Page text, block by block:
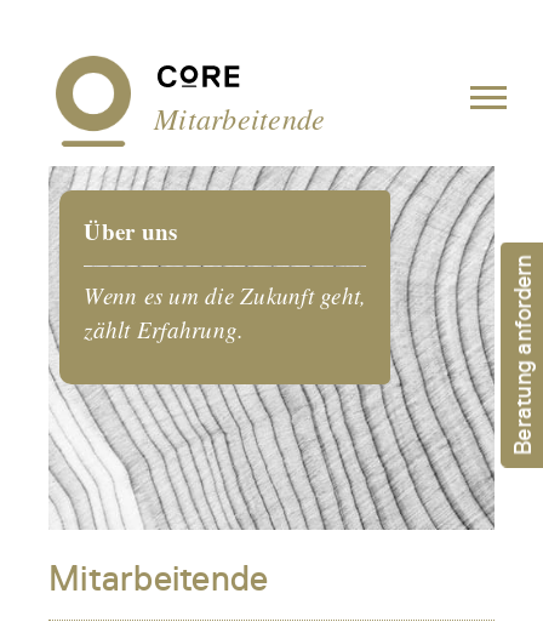
Mitarbeitende
Über uns
Wenn es um die Zukunft geht,
zählt Erfahrung.
Mitarbeitende
Beratung anfordern